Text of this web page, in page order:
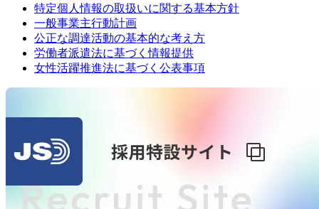
特定個人情報の取扱いに関する基本方針
一般事業主行動計画
公正な調達活動の基本的な考え方
労働者派遣法に基づく情報提供
女性活躍推進法に基づく公表事項